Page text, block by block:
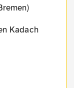
Kadach